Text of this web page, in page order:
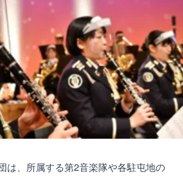
は、所属する第2音楽隊や各駐屯地の